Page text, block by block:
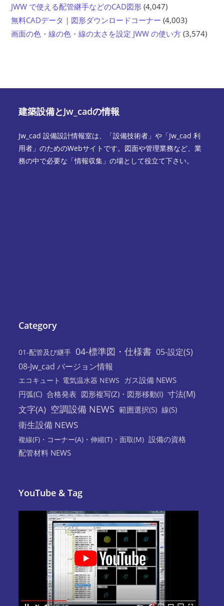
JWW で使える配管継手などのCAD図形 (4,047)
無料CADデータ｜図形ダウンロードコーナー (4,003)
画面の色・線の色・線の太さを設定 JWW の使い方 (3,574)
建築設備とJw_cadの情報
Jw_cad 設備設計情報室は、「設備技術者」や「Jw_cad 利
用者」のためのWebサイトです。図面や管理業務など、業
務の中で必要な「情報収集」の場として役立て下さい。
Category
01-配管及び継手 04-標準図・仕様書 05-設定(S)
08-Jw_cad バージョン情報
エコキュート 電気温水器 NEWS
ガス設備 NEWS
円弧(C) 合格発表 図形複写(Z)・図形移動(I) 寸法(M)
文字(A) 空調設備 NEWS 範囲選択(S) 線(S)
衛生設備 NEWS
複線(F)・コーナー(A)・伸縮(T)・面取(M) 設備の資格
配管材料 NEWS
YouTube & Tag